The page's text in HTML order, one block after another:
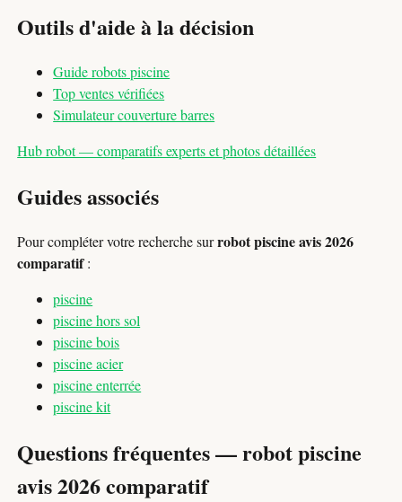
Outils d'aide à la décision
Guide robots piscine
Top ventes vérifiées
Simulateur couverture barres
Hub robot — comparatifs experts et photos détaillées
Guides associés
Pour compléter votre recherche surrobot piscine avis 2026
comparatif:
piscine
piscine hors sol
piscine bois
piscine acier
piscine enterrée
piscine kit
Questions fréquentes — robot piscine
avis 2026 comparatif